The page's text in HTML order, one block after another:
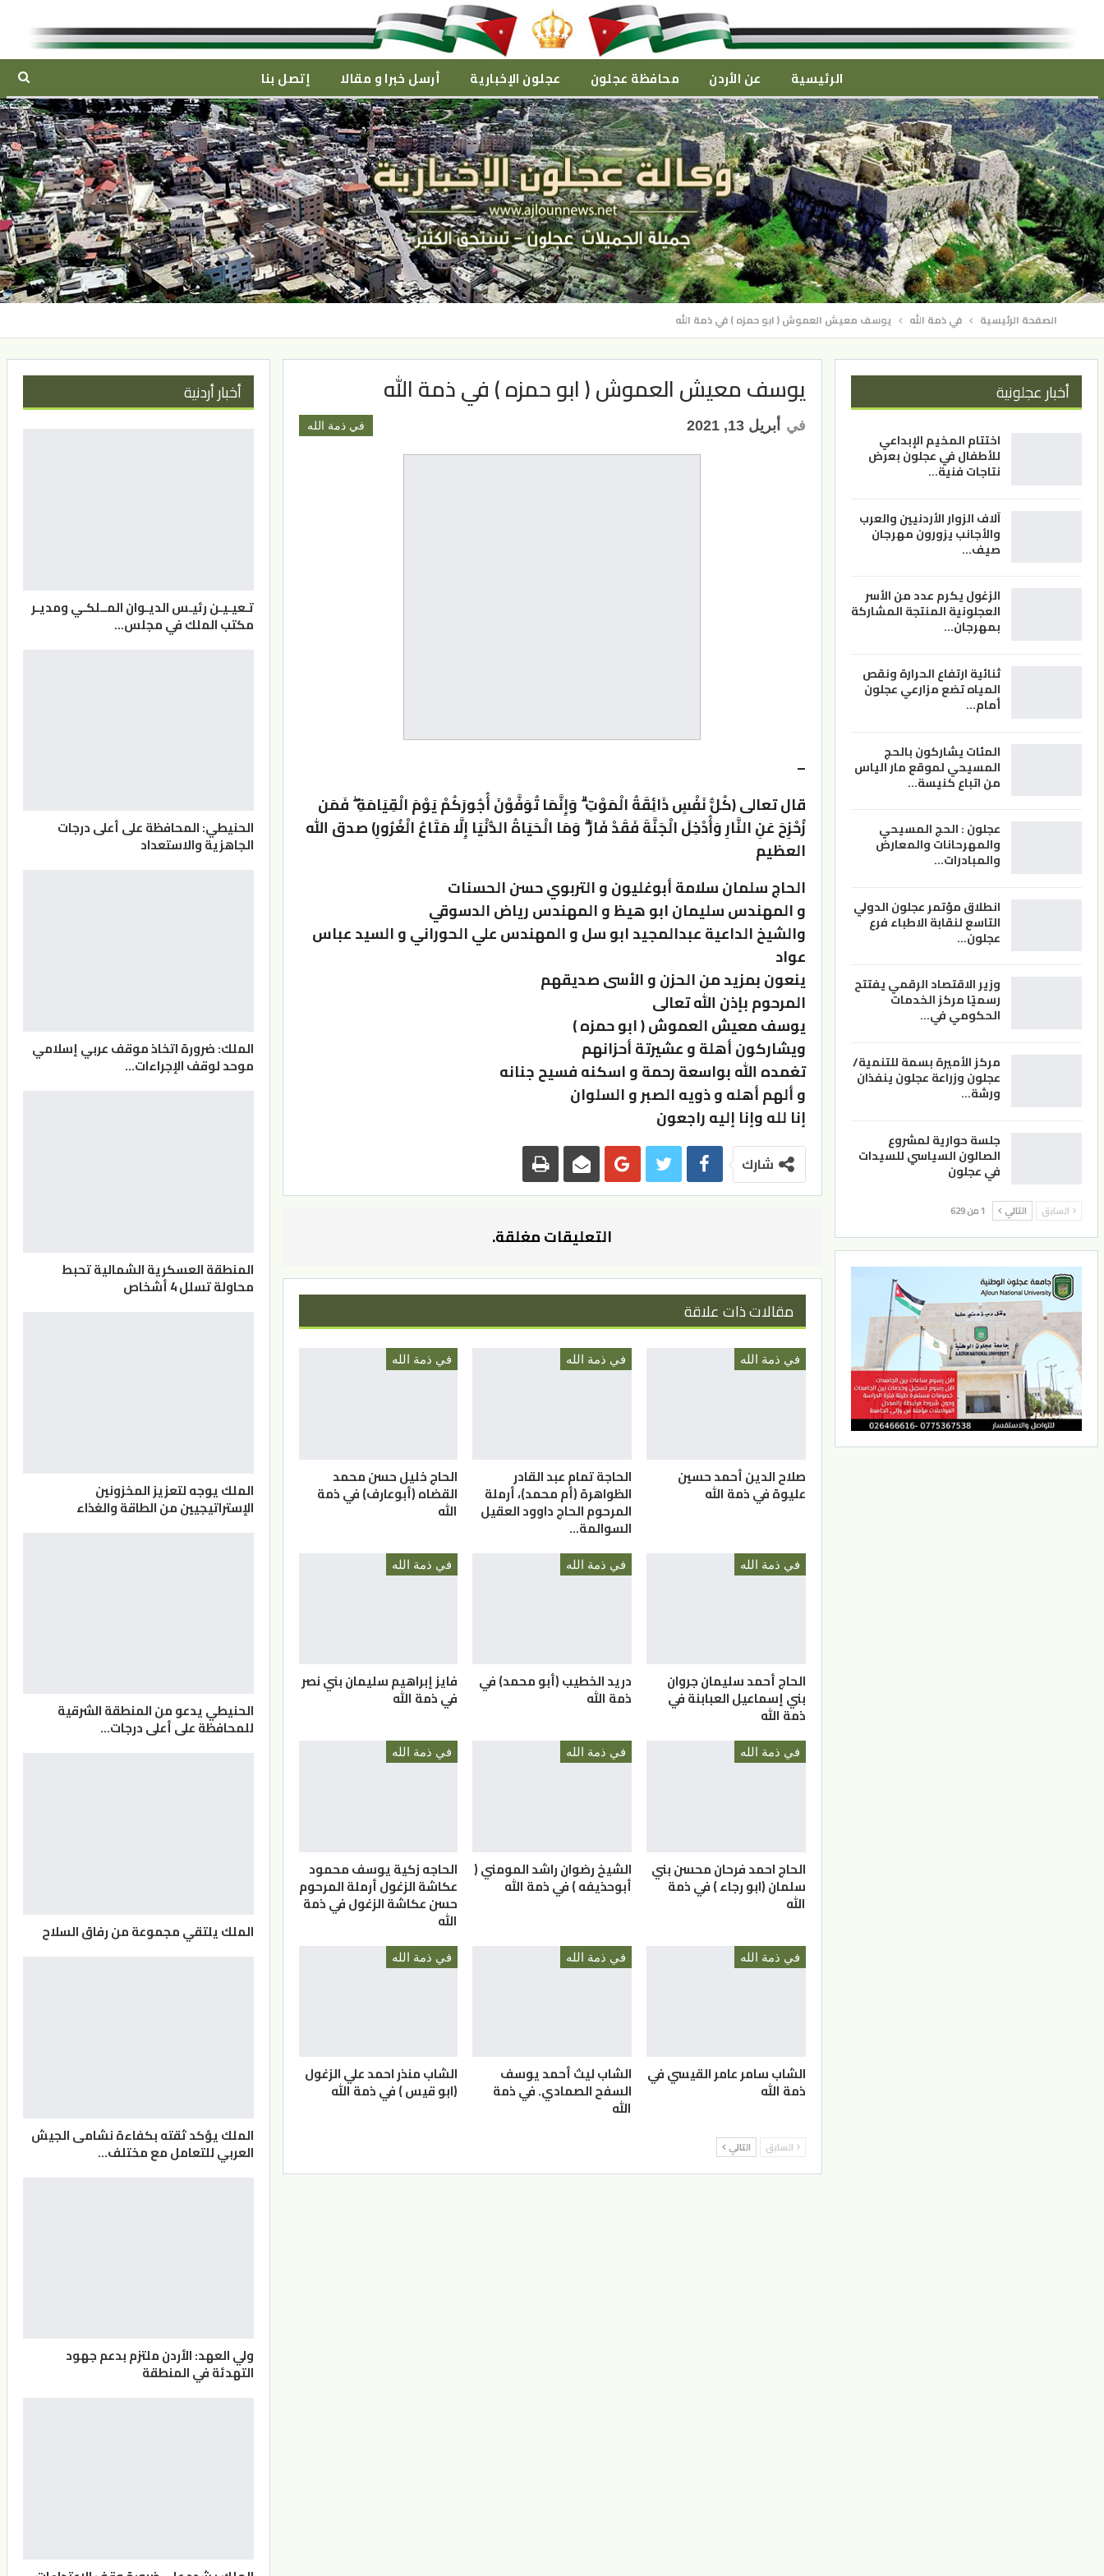
الرئيسية عن الأردن محافظة عجلون عجلون الإخبارية أرسل خبرا و مقالا إتصل بنا
الصفحة الرئيسية في ذمة الله يوسف معيش العموش ( ابو حمزه ) في ذمة الله
يوسف معيش العموش ( ابو حمزه ) في ذمة الله
في ذمة الله في أبريل 13, 2021
–
قال تعالى (كُلُّ نَفْسٍ ذَائِقَةُ الْمَوْتِ ۗ وَإِنَّمَا تُوَفَّوْنَ أُجُورَكُمْ يَوْمَ الْقِيَامَةِ ۖ فَمَن
زُحْزِحَ عَنِ النَّارِ وَأُدْخِلَ الْجَنَّةَ فَقَدْ فَازَ ۗ وَمَا الْحَيَاةُ الدُّنْيَا إِلَّا مَتَاعُ الْغُرُورِ) صدق الله
العظيم
الحاج سلمان سلامة أبوغليون و التربوي حسن الحسنات
و المهندس سليمان ابو هيظ و المهندس رياض الدسوقي
والشيخ الداعية عبدالمجيد ابو سل و المهندس علي الحوراني و السيد عباس
عواد
ينعون بمزيد من الحزن و الأسى صديقهم
المرحوم بإذن الله تعالى
يوسف معيش العموش ( ابو حمزه )
ويشاركون أهلة و عشيرتة أحزانهم
تغمده الله بواسعة رحمة و اسكنه فسيح جنانه
و ألهم أهله و ذويه الصبر و السلوان
إنا لله وإنا إليه راجعون
شارك
التعليقات مغلقة.
مقالات ذات علاقة
في ذمة الله
صلاح الدين أحمد حسين
عليوة في ذمة الله
في ذمة الله
الحاجة تمام عبد القادر
الظواهرة (أم محمد)، أرملة
المرحوم الحاج داوود العقيل
السوالمة…
في ذمة الله
الحاج خليل حسن محمد
القضاه (أبوعارف) في ذمة
الله
في ذمة الله
الحاج أحمد سليمان جروان
بني إسماعيل العبابنة في
ذمة الله
في ذمة الله
دريد الخطيب (أبو محمد) في
ذمة الله
في ذمة الله
فايز إبراهيم سليمان بني نصر
في ذمة الله
في ذمة الله
الحاج احمد فرحان محسن بني
سلمان (ابو رجاء ) في ذمة
الله
في ذمة الله
الشيخ رضوان راشد المومني (
أبوحذيفه ) في ذمة الله
في ذمة الله
الحاجه زكية يوسف محمود
عكاشة الزغول أرملة المرحوم
حسن عكاشة الزغول في ذمة
الله
في ذمة الله
الشاب سامر عامر القيسي في
ذمة الله
في ذمة الله
الشاب ليث أحمد يوسف
السفح الصمادي. في ذمة
الله
في ذمة الله
الشاب منذر احمد علي الزغول
(ابو قيس ) في ذمة الله
السابق التالي
أخبار عجلونية
اختتام المخيم الإبداعي
للأطفال في عجلون بعرض
نتاجات فنية…
آلاف الزوار الأردنيين والعرب
والأجانب يزورون مهرجان
صيف…
الزغول يكرم عدد من الأسر
العجلونية المنتجة المشاركة
بمهرجان…
ثنائية ارتفاع الحرارة ونقص
المياه تضع مزارعي عجلون
أمام…
المئات يشاركون بالحج
المسيحي لموقع مار الياس
من اتباع كنيسة…
عجلون : الحج المسيحي
والمهرحانات والمعارض
والمبادرات…
انطلاق مؤتمر عجلون الدولي
التاسع لنقابة الاطباء فرع
عجلون…
وزير الاقتصاد الرقمي يفتتح
رسميًا مركز الخدمات
الحكومي في…
مركز الأميرة بسمة للتنمية/
عجلون وزراعة عجلون ينفذان
ورشة…
جلسة حوارية لمشروع
الصالون السياسي للسيدات
في عجلون
السابق التالي 1 من 629
أخبار أردنية
تـعيـيـن رئيـس الديـوان المــلكـي ومديـر
مكتب الملك في مجلس…
الحنيطي: المحافظة على أعلى درجات
الجاهزية والاستعداد
الملك: ضرورة اتخاذ موقف عربي إسلامي
موحد لوقف الإجراءات…
المنطقة العسكرية الشمالية تحبط
محاولة تسلل 4 أشخاص
الملك يوجه لتعزيز المخزونين
الإستراتيجيين من الطاقة والغذاء
الحنيطي يدعو من المنطقة الشرقية
للمحافظة على أعلى درجات…
الملك يلتقي مجموعة من رفاق السلاح
الملك يؤكد ثقته بكفاءة نشامى الجيش
العربي للتعامل مع مختلف…
ولي العهد: الأردن ملتزم بدعم جهود
التهدئة في المنطقة